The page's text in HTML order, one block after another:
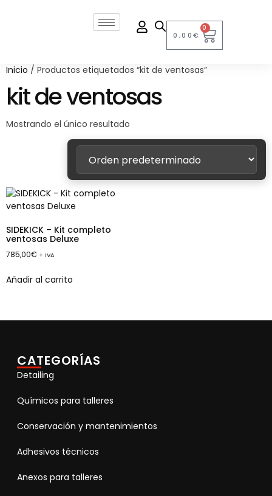
0,00€
0
Inicio / Productos etiquetados “kit de ventosas”
kit de ventosas
Mostrando el único resultado
SIDEKICK – Kit completo
ventosas Deluxe
785,00€ + IVA
Añadir al carrito
CATEGORÍAS
Detailing
Químicos para talleres
Conservación y mantenimientos
Adhesivos técnicos
Anexos para talleres